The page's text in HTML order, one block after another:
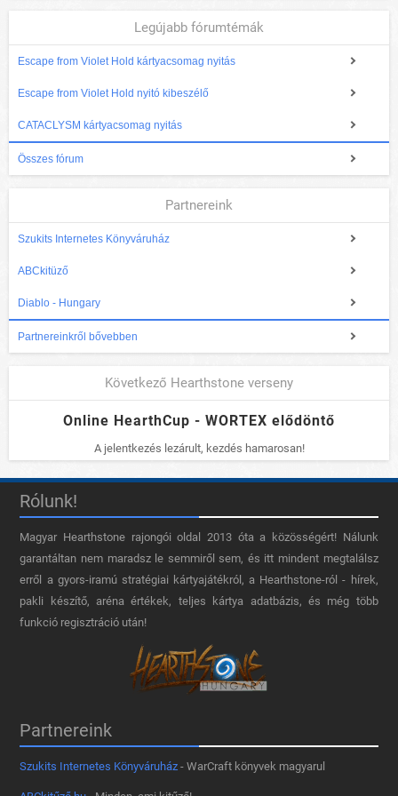
Legújabb fórumtémák
Escape from Violet Hold kártyacsomag nyitás
Escape from Violet Hold nyitó kibeszélő
CATACLYSM kártyacsomag nyitás
Összes fórum
Partnereink
Szukits Internetes Könyváruház
ABCkitüző
Diablo - Hungary
Partnereinkről bővebben
Következő Hearthstone verseny
Online HearthCup - WORTEX elődöntő
A jelentkezés lezárult, kezdés hamarosan!
Rólunk!
Magyar Hearthstone​ rajongói oldal 2013 óta a közösségért! Nálunk
garantáltan nem maradsz le semmiről sem, és itt mindent megtalálsz
erről a gyors-iramú stratégiai kártyajátékról, a Hearthstone-ról - hírek,
pakli készítő, aréna értékek, teljes kártya adatbázis, és még több
funkció regisztráció után!
Partnereink
Szukits Internetes Könyváruház - WarCraft könyvek magyarul